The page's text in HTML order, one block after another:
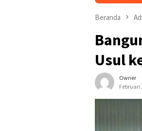
Beranda
Usul
Owner
Februari